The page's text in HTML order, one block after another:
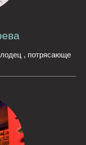
, потрясающе